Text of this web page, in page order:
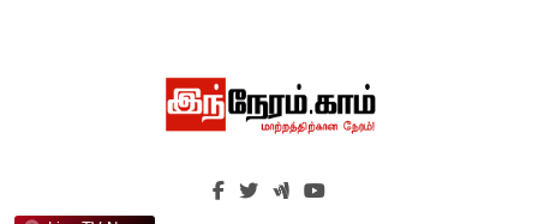
இந்நேரம்.காம்
செய்திகளுக்கு அப்பால்…